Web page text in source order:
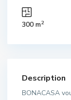
300 m2
Description
BONACASA